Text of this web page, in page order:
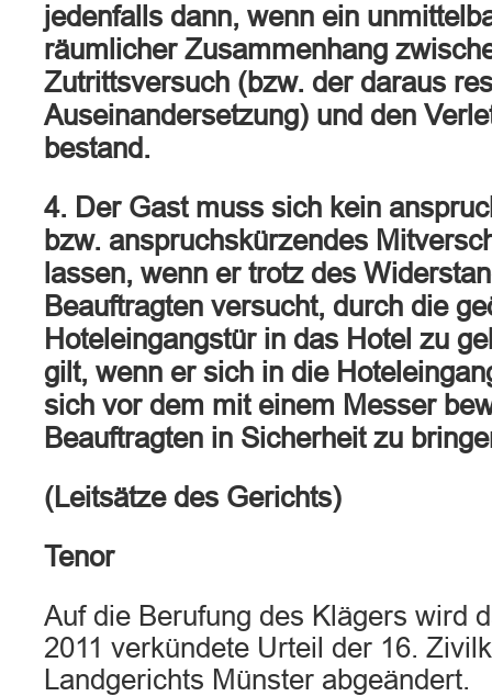
jedenfalls dann, wenn ein
räumlicher Zusammenhang
Zutrittsversuch (bzw. der daraus
Auseinandersetzung) und den
bestand.
4. Der Gast muss sich kein
bzw. anspruchskürzendes
lassen, wenn er trotz des
Beauftragten versucht, durch die
Hoteleingangstür in das Hotel zu
gilt, wenn er sich in die
sich vor dem mit einem Messer
Beauftragten in Sicherheit zu
(Leitsätze des Gerichts)
Tenor
Auf die Berufung des Klägers wird
2011 verkündete Urteil der 16.
Landgerichts Münster abgeändert.